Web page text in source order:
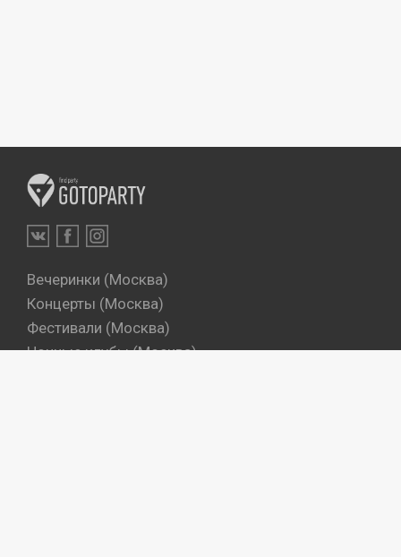
Вечеринки (Москва)
Концерты (Москва)
Фестивали (Москва)
Ночные клубы (Москва)